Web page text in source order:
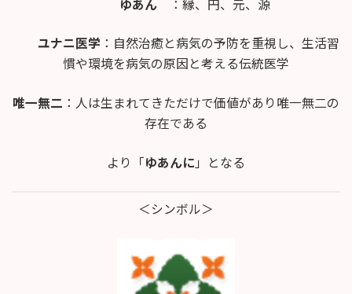
ゆあん ：縁、円、元、源
ユナニ医学 ：自然治癒と病気の予防を重視し、生活習
慣や環境を病気の原因と考える伝統医学
唯一無二 ：人は生まれてきただけで価値があり唯一無二の
存在である
より「ゆあんに 」となる
＜シンボル＞